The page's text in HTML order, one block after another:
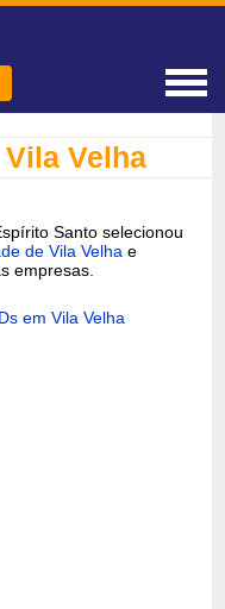
Velha
Santo selecionou
de Vila Velha e
empresas.
em Vila Velha